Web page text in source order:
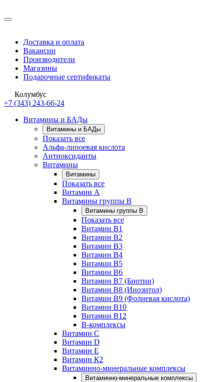
Доставка и оплата
Вакансии
Производители
Магазины
Подарочные сертификаты
Колумбус
+7 (343) 243-66-24
Витамины и БАДы
Витамины и БАДы
Показать все
Альфа-липоевая кислота
Антиоксиданты
Витамины
Витамины
Показать все
Витамин A
Витамины группы B
Витамины группы B
Показать все
Витамин B1
Витамин B2
Витамин B3
Витамин B4
Витамин B5
Витамин B6
Витамин B7 (Биотин)
Витамин B8 (Инозитол)
Витамин B9 (Фолиевая кислота)
Витамин B10
Витамин B12
B-комплексы
Витамин C
Витамин D
Витамин E
Витамин К2
Витаминно-минеральные комплексы
Витаминно-минеральные комплексы